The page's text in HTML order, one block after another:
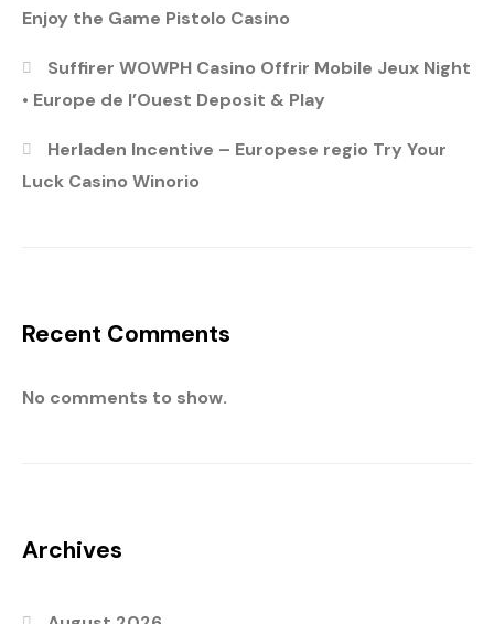
Enjoy the Game Pistolo Casino
Suffirer WOWPH Casino Offrir Mobile Jeux Night
• Europe de l’Ouest Deposit & Play
Herladen Incentive – Europese regio Try Your
Luck Casino Winorio
Recent Comments
No comments to show.
Archives